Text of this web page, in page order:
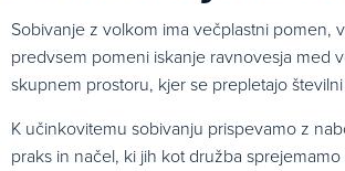
Sobivanje z volkom ima večplastni pomen,
predvsem pomeni iskanje ravnovesja med
skupnem prostoru, kjer se prepletajo
K učinkovitemu sobivanju prispevamo z
praks in načel, ki jih kot družba